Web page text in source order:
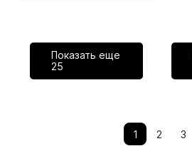
Показать еще
25
1 2 3